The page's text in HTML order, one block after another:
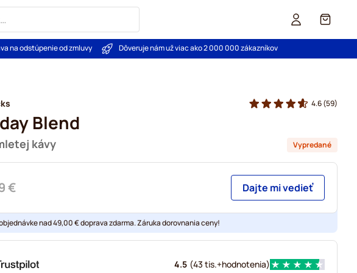
Košík
na odstúpenie od zmluvy Dôveruje nám už viac ako 2 000 000 zákazníkov
Blend
kávy
4.6(59)
Vypredané
€ Dajte mi vedieť
nad 49,00 € doprava zdarma. Záruka dorovnania ceny!
4.5 (43 tis.+hodnotenia)